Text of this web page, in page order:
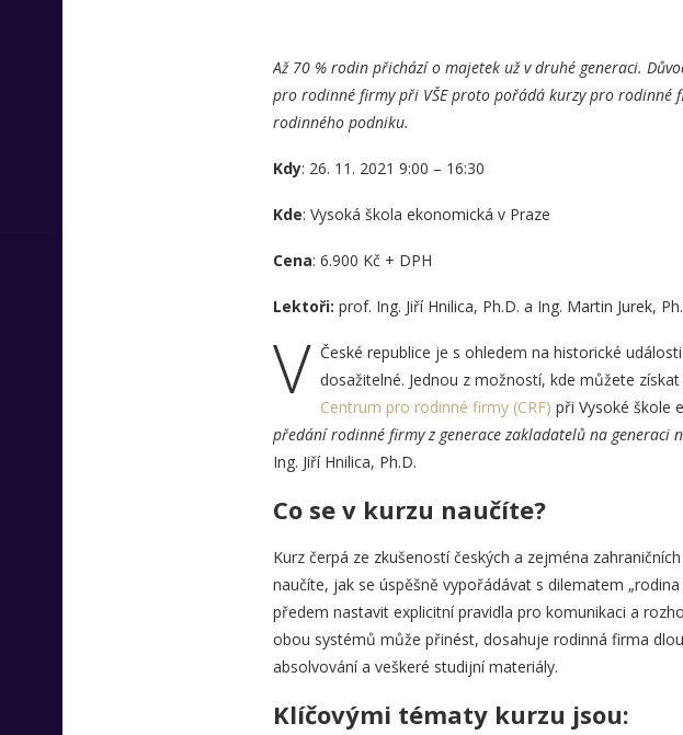
Až 70 % rodin přichází o majetek už v druhé generaci.
pro rodinné firmy při VŠE proto pořádá kurzy pro rodinné
rodinného podniku.
Kdy: 26. 11. 2021 9:00 – 16:30
Kde: Vysoká škola ekonomická v Praze
Cena: 6.900 Kč + DPH
Lektoři: prof. Ing. Jiří Hnilica, Ph.D. a Ing. Martin Jurek,
V České republice je s ohledem na historické
dosažitelné. Jednou z možností, kde můžete
Centrum pro rodinné firmy (CRF) při Vysoké škole
předání rodinné firmy z generace zakladatelů na generaci
Ing. Jiří Hnilica, Ph.D.
Co se v kurzu naučíte?
Kurz čerpá ze zkušeností českých a zejména
naučíte, jak se úspěšně vypořádávat s dilematem
předem nastavit explicitní pravidla pro komunikaci a
obou systémů může přinést, dosahuje rodinná firma
absolvování a veškeré studijní materiály.
Klíčovými tématy kurzu jsou: